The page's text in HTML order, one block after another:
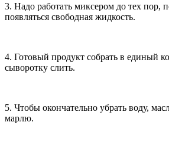
3. Надо работать миксером до тех пор,
появляться свободная жидкость.
4. Готовый продукт собрать в единый
сыворотку слить.
5. Чтобы окончательно убрать воду,
марлю.